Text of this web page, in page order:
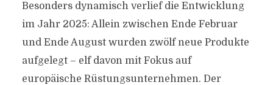
Besonders dynamisch verlief die Entwicklung
im Jahr 2025: Allein zwischen Ende Februar
und Ende August wurden zwölf neue Produkte
aufgelegt – elf davon mit Fokus auf
europäische Rüstungsunternehmen. Der